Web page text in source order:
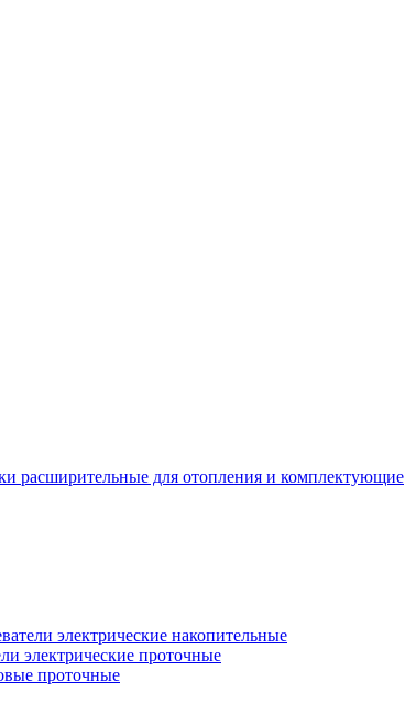
расширительные для отопления и комплектующие
электрические накопительные
электрические проточные
проточные